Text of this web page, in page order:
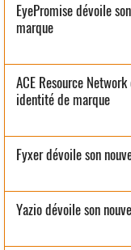
EyePromise dévoile
marque
ACE Resource
identité de marque
Fyxer dévoile son
Yazio dévoile son